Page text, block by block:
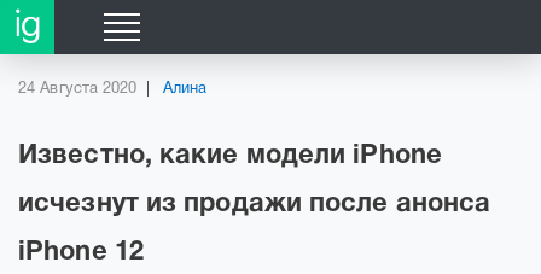
24 Августа 2020 Алина
Известно, какие модели iPhone
исчезнут из продажи после анонса
iPhone 12